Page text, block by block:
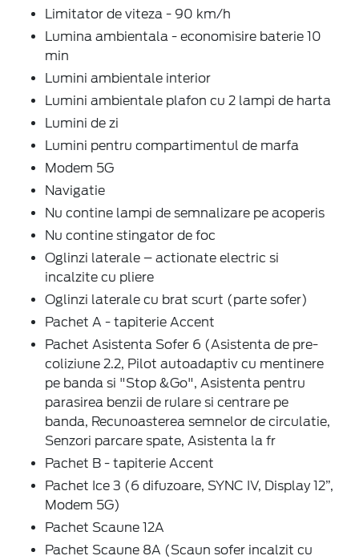
Limitator de viteza - 90 km/h
Lumina ambientala - economisire baterie 10
min
Lumini ambientale interior
Lumini ambientale plafon cu 2 lampi de harta
Lumini de zi
Lumini pentru compartimentul de marfa
Modem 5G
Navigatie
Nu contine lampi de semnalizare pe acoperis
Nu contine stingator de foc
Oglinzi laterale – actionate electric si
incalzite cu pliere
Oglinzi laterale cu brat scurt (parte sofer)
Pachet A - tapiterie Accent
Pachet Asistenta Sofer 6 (Asistenta de pre-
coliziune 2.2, Pilot autoadaptiv cu mentinere
pe banda si "Stop &Go", Asistenta pentru
parasirea benzii de rulare si centrare pe
banda, Recunoasterea semnelor de circulatie,
Senzori parcare spate, Asistenta la fr
Pachet B - tapiterie Accent
Pachet Ice 3 (6 difuzoare, SYNC IV, Display 12”,
Modem 5G)
Pachet Scaune 12A
Pachet Scaune 8A (Scaun sofer incalzit cu